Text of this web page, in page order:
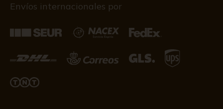
Envíos internacionales por